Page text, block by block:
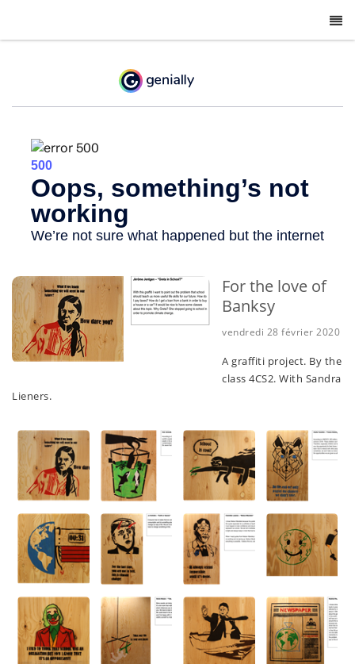
For the love of
Banksy
vendredi 28 février 2020
A graffiti project. By the
class 4CS2. With Sandra
Lieners.